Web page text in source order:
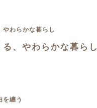
、やわらかな暮らし